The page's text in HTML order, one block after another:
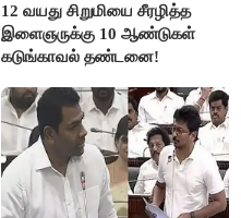
12 வயது சிறுமியை சீரழித்த
இளைஞருக்கு 10 ஆண்டுகள்
கடுங்காவல் தண்டனை!